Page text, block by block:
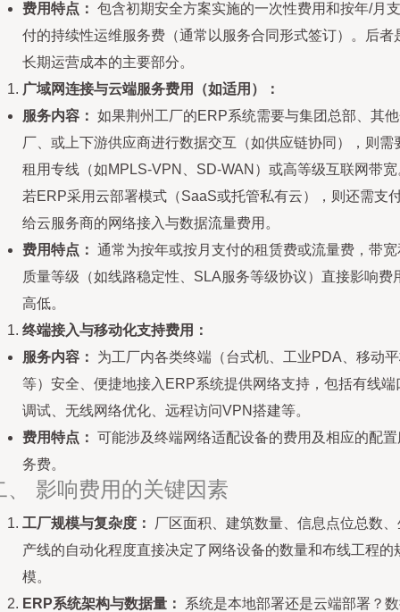
费用特点： 包含初期安全方案实施的一次性费用和按年/月支
付的持续性运维服务费（通常以服务合同形式签订）。后者
长期运营成本的主要部分。
广域网连接与云端服务费用（如适用）：
服务内容： 如果荆州工厂的ERP系统需要与集团总部、其
厂、或上下游供应商进行数据交互（如供应链协同），则需
租用专线（如MPLS-VPN、SD-WAN）或高等级互联网带宽
若ERP采用云部署模式（SaaS或托管私有云），则还需支
给云服务商的网络接入与数据流量费用。
费用特点： 通常为按年或按月支付的租赁费或流量费，带宽
质量等级（如线路稳定性、SLA服务等级协议）直接影响费
高低。
终端接入与移动化支持费用：
服务内容：
为工厂内各类终端（台式机、工业PDA、移动
等）安全、便捷地接入ERP系统提供网络支持，包括有线端
调试、无线网络优化、远程访问VPN搭建等。
费用特点： 可能涉及终端网络适配设备的费用及相应的配置
务费。
、 影响费用的关键因素
工厂规模与复杂度：
厂区面积、建筑数量、信息点位总数、
产线的自动化程度直接决定了网络设备的数量和布线工程的
模。
ERP系统架构与数据量：
系统是本地部署还是云端部署？